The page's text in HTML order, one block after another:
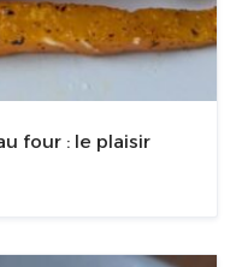
four : le plaisir